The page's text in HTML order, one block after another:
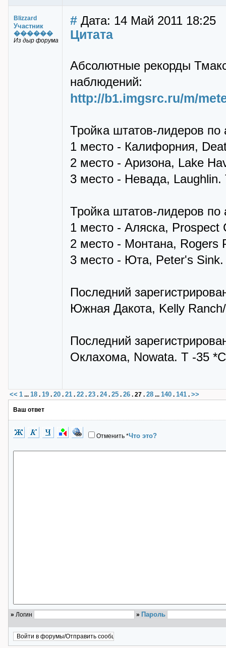
Blizzard
Участник
������
Из дыр форума
# Дата: 14 Май 2011 18:25
Цитата
Абсолютные рекорды
наблюдений:
http://b1.imgsrc.ru/m/
Тройка штатов-лидеров
1 место - Калифорния,
2 место - Аризона, Lake
3 место - Невада,
Тройка штатов-лидеров
1 место - Аляска, Prospect
2 место - Монтана, Rogers
3 место - Юта, Peter's
Последний
Южная Дакота, Kelly
Последний
Оклахома, Nowata. Т -35
<< 1 ... 18 . 19 . 20 . 21 . 22 . 23 . 24. 25 . 26 . 27 . 28 ... 140 . 141 . >>
Ваш ответ
Отменить *Что это?
» Логин » Пароль